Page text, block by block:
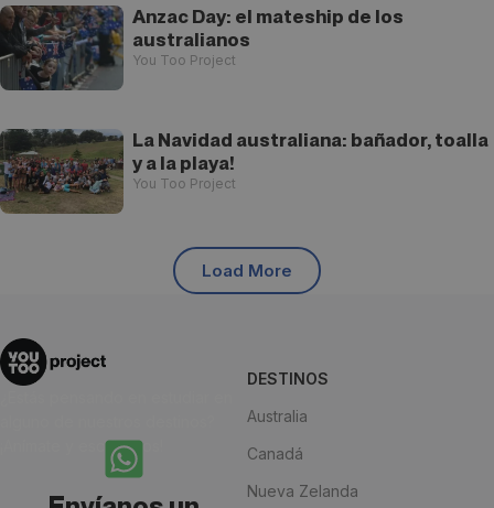
Anzac Day: el mateship de los
australianos
You Too Project
La Navidad australiana: bañador, toalla
y a la playa!
You Too Project
Load More
¡Anímate y escríbenos!
DESTINOS
Australia
Canadá
Nueva Zelanda